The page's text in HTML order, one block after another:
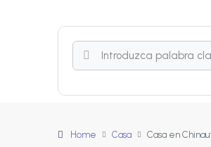
Home Casa Casa en